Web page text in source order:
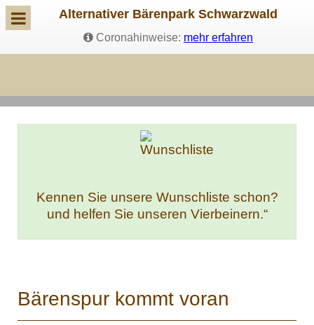
Alternativer Bärenpark Schwarzwald
Coronahinweise: mehr erfahren
Kennen Sie unsere Wunschliste schon?
und helfen Sie unseren Vierbeinern.“
Bärenspur kommt voran